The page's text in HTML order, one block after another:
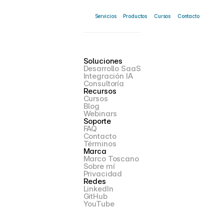
Servicios Productos Cursos Contacto
Soluciones
Desarrollo SaaS
Integración IA
Consultoría
Recursos
Cursos
Blog
Webinars
Soporte
FAQ
Contacto
Términos
Marca
Marco Toscano
Sobre mí
Privacidad
Redes
LinkedIn
GitHub
YouTube